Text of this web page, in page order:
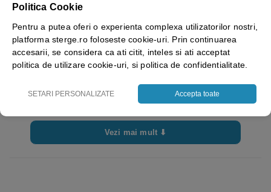
Vezi mai mult ⬇
Politica Cookie
Pentru a putea oferi o experienta complexa utilizatorilor nostri,
platforma sterge.ro foloseste cookie-uri. Prin continuarea
accesarii, se considera ca ati citit, inteles si ati acceptat
politica de utilizare cookie-uri, si politica de confidentialitate.
SETARI PERSONALIZATE Accepta toate